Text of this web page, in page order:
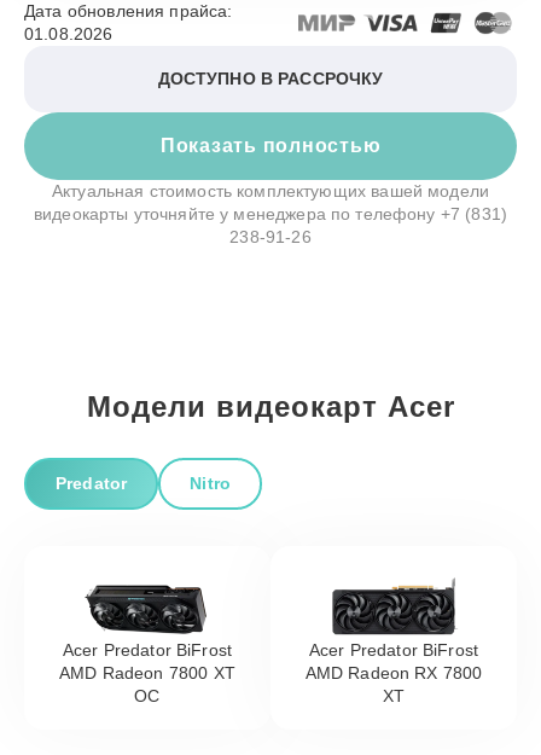
Показать полностью
Дата обновления прайса:
01.08.2026
ДОСТУПНО В РАССРОЧКУ
Актуальная стоимость комплектующих вашей модели
видеокарты уточняйте у менеджера по телефону +7 (831)
238-91-26
Модели видеокарт Acer
Predator Nitro
Acer Predator BiFrost
AMD Radeon 7800 XT
OC
Acer Predator BiFrost
AMD Radeon RX 7800
XT